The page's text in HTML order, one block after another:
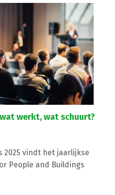
werkt, wat schuurt?
2025 vindt het jaarlijkse
People and Buildings